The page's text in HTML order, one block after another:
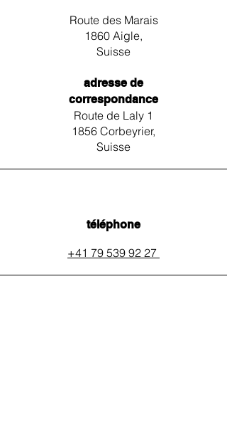
Route des Marais
1860 Aigle,
Suisse
adresse de
correspondance
Route de Laly 1
1856 Corbeyrier,
Suisse
téléphone
+41 79 539 92 27